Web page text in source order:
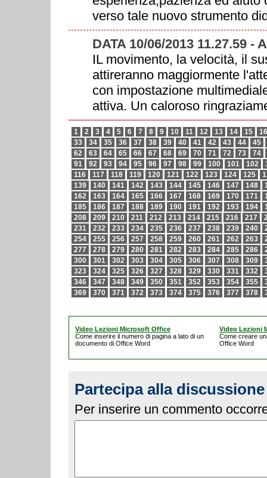
verso tale nuovo strumento
DATA 10/06/2013 11.27.59 -
IL movimento, la velocità, il
attireranno maggiormente
con impostazione
attiva. Un caloroso
1 2 3 4 5 6 7 8 9 10 11 12 13 14 15
16
33
34 35 36 37 38 39 40 41 42 43 44
45
62
63 64 65 66 67 68 69 70 71 72 73
74
91
92 93 94 95 96 97 98 99 100 101 102
116
117 118 119 120 121 122 123 124 125
139
140 141 142 143 144 145 146 147 148
162
163 164 165 166 167 168 169 170 171
185
186 187 188 189 190 191 192 193 194
208
209 210 211 212 213 214 215 216 217
231
232 233 234 235 236 237 238 239 240
254
255 256 257 258 259 260 261 262 263
277
278 279 280 281 282 283 284 285 286
300
301 302 303 304 305 306 307 308 309
323
324 325 326 327 328 329 330 331 332
346
347 348 349 350 351 352 353 354 355
369
370 371 372 373 374 375 376 377 378
Video Lezioni Microsoft Office
Come inserire il numero di pagina a lato di un
documento di Office Word
Video Lezioni
Come creare
Office Word
Partecipa alla discussione
Per inserire un commento